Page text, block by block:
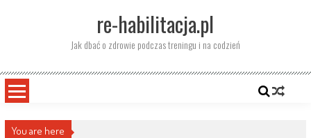
re-habilitacja.pl
Jak dbać o zdrowie podczas treningu i na codzień
You are here